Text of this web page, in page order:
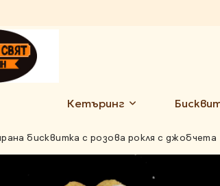
Кетъринг
бисквитка с розова рокля с джобчета